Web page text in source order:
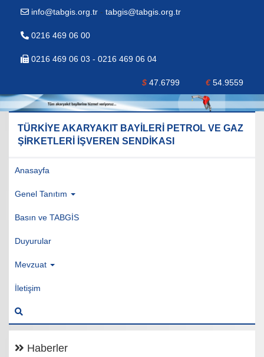
info@tabgis.org.tr - tabgis@tabgis.org.tr
0216 469 06 00
0216 469 06 03 - 0216 469 06 04
$ 47.6799 €54.9559
TÜRKİYE AKARYAKIT BAYİLERİ PETROL VE GAZ
ŞİRKETLERİ İŞVEREN SENDİKASI
Anasayfa
Genel Tanıtım
Basın ve TABGİS
Duyurular
Mevzuat
İletişim
Haberler